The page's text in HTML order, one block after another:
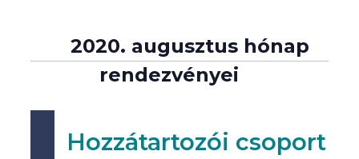
2020. augusztus hónap
rendezvényei
Hozzátartozói csoport